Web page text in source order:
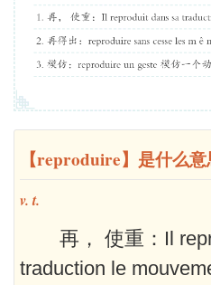
【reproduire】是什么
v. t.
再， 使重：Il
traduction le